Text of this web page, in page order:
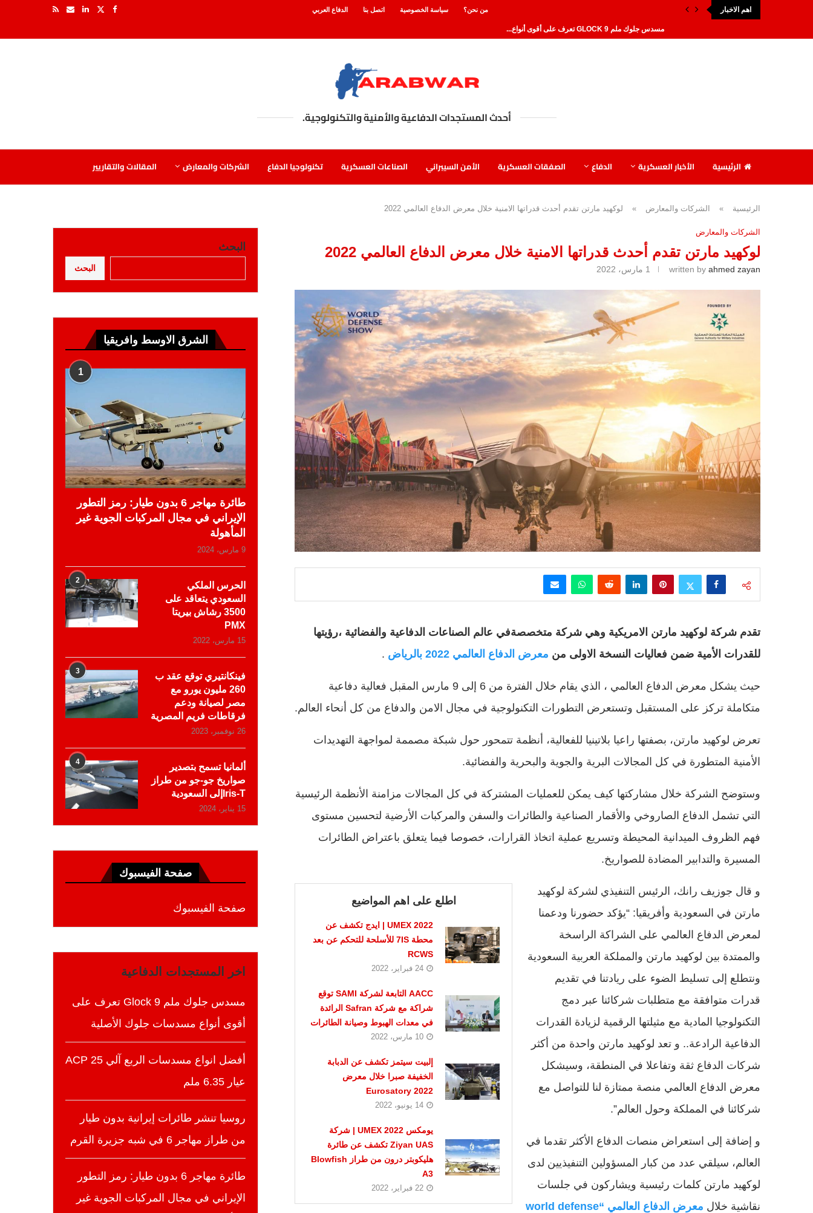
اهم الاخبار
مسدس جلوك ملم 9 GLOCK تعرف على أقوى أنواع...
تعرف على مواصفات مسدس بيريتا 92FS الإيطالي
DRAGONFIRE سلاح ليزر جديد بتكلفة أقل من 10...
تعرف على مسدس بيريتا الإيطالي أحد أقوى المسدسات...
من نحن؟ سياسة الخصوصية اتصل بنا الدفاع العربي
أحدث المستجدات الدفاعية والأمنية والتكنولوجية.
الرئيسية الأخبار العسكرية الدفاع الصفقات العسكرية الأمن السيبراني الصناعات العسكرية تكنولوجيا الدفاع الشركات والمعارض المقالات والتقاريير
الرئيسية » الشركات والمعارض » لوكهيد مارتن تقدم أحدث قدراتها الامنية خلال معرض الدفاع العالمي 2022
الشركات والمعارض
لوكهيد مارتن تقدم أحدث قدراتها الامنية خلال معرض الدفاع العالمي 2022
written by ahmed zayan 1 مارس، 2022
تقدم شركة لوكهيد مارتن الامريكية وهي شركة متخصصةفي عالم الصناعات الدفاعية والفضائية ،رؤيتها
للقدرات الأمية ضمن فعاليات النسخة الاولى من معرض الدفاع العالمي 2022 بالرياض .
حيث يشكل معرض الدفاع العالمي ، الذي يقام خلال الفترة من 6 إلى 9 مارس المقبل فعالية دفاعية
متكاملة تركز على المستقبل وتستعرض التطورات التكنولوجية في مجال الامن والدفاع من كل أنحاء العالم.
تعرض لوكهيد مارتن، بصفتها راعيا بلاتينيا للفعالية، أنظمة تتمحور حول شبكة مصممة لمواجهة التهديدات
الأمنية المتطورة في كل المجالات البرية والجوية والبحرية والفضائية.
وستوضح الشركة خلال مشاركتها كيف يمكن للعمليات المشتركة في كل المجالات مزامنة الأنظمة الرئيسية
التي تشمل الدفاع الصاروخي والأقمار الصناعية والطائرات والسفن والمركبات الأرضية لتحسين مستوى
فهم الظروف الميدانية المحيطة وتسريع عملية اتخاذ القرارات، خصوصا فيما يتعلق باعتراض الطائرات
المسيرة والتدابير المضادة للصواريخ.
اطلع على اهم المواضيع
UMEX 2022 | ايدج تكشف عن
محطة 7IS للأسلحة للتحكم عن بعد
RCWS
24 فبراير، 2022
AACC التابعة لشركة SAMI توقع
شراكة مع شركة Safran الرائدة
في معدات الهبوط وصيانة الطائرات
10 مارس، 2022
إلبيت سيتمز تكشف عن الدبابة
الخفيفة صبرا خلال معرض
Eurosatory 2022
14 يونيو، 2022
يومكس 2022 UMEX | شركة
Ziyan UAS تكشف عن طائرة
هليكوبتر درون من طراز Blowfish
A3
22 فبراير، 2022
و قال جوزيف رانك، الرئيس التنفيذي لشركة لوكهيد
مارتن في السعودية وأفريقيا: “يؤكد حضورنا ودعمنا
لمعرض الدفاع العالمي على الشراكة الراسخة
والممتدة بين لوكهيد مارتن والمملكة العربية السعودية
ونتطلع إلى تسليط الضوء على ريادتنا في تقديم
قدرات متوافقة مع متطلبات شركائنا عبر دمج
التكنولوجيا المادية مع مثيلتها الرقمية لزيادة القدرات
الدفاعية الرادعة.. و تعد لوكهيد مارتن واحدة من أكثر
شركات الدفاع ثقة وتفاعلا في المنطقة، وسيشكل
معرض الدفاع العالمي منصة ممتازة لنا للتواصل مع
شركائنا في المملكة وحول العالم”.
و إضافة إلى استعراض منصات الدفاع الأكثر تقدما في
العالم، سيلقي عدد من كبار المسؤولين التنفيذيين لدى
لوكهيد مارتن كلمات رئيسية ويشاركون في جلسات
نقاشية خلال
معرض الدفاع العالمي “world defense
البحث
البحث
الشرق الاوسط وافريقيا
1
طائرة مهاجر 6 بدون طيار: رمز التطور
الإيراني في مجال المركبات الجوية غير
المأهولة
9 مارس، 2024
2
الحرس الملكي
السعودي يتعاقد على
3500 رشاش بيريتا
PMX
15 مارس، 2022
3
فينكانتيري توقع عقد ب
260 مليون يورو مع
مصر لصيانة ودعم
فرقاطات فريم المصرية
26 نوفمبر، 2023
4
ألمانيا تسمح بتصدير
صواريخ جو-جو من طراز
Iris-Tإلى السعودية
15 يناير، 2024
صفحة الفيسبوك
صفحة الفيسبوك
اخر المستجدات الدفاعية
مسدس جلوك ملم 9 Glock تعرف على
أقوى أنواع مسدسات جلوك الأصلية
أفضل انواع مسدسات الربع آلي 25 ACP
عيار 6.35 ملم
روسيا تنشر طائرات إيرانية بدون طيار
من طراز مهاجر 6 في شبه جزيرة القرم
طائرة مهاجر 6 بدون طيار: رمز التطور
الإيراني في مجال المركبات الجوية غير